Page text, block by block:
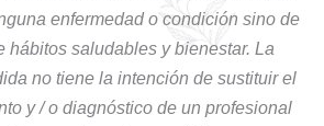
enfermedad o condición sino de
hábitos saludables y bienestar. La
no tiene la intención de sustituir el
y / o diagnóstico de un profesional